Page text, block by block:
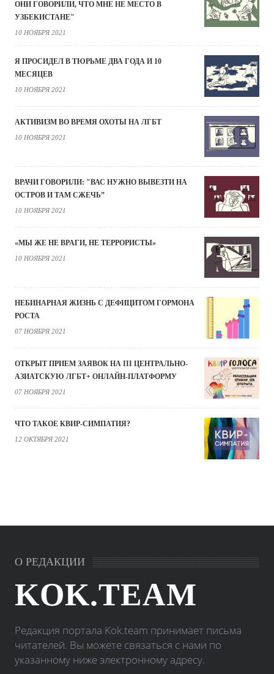
ОНИ ГОВОРИЛИ, ЧТО МНЕ НЕ МЕСТО В
УЗБЕКИСТАНЕ"
10 НОЯБРЯ 2021
Я ПРОСИДЕЛ В ТЮРЬМЕ ДВА ГОДА И 10
МЕСЯЦЕВ
10 НОЯБРЯ 2021
АКТИВИЗМ ВО ВРЕМЯ ОХОТЫ НА ЛГБТ
10 НОЯБРЯ 2021
ВРАЧИ ГОВОРИЛИ: "ВАС НУЖНО ВЫВЕЗТИ НА
ОСТРОВ И ТАМ СЖЕЧЬ”
10 НОЯБРЯ 2021
«МЫ ЖЕ НЕ ВРАГИ, НЕ ТЕРРОРИСТЫ»
10 НОЯБРЯ 2021
НЕБИНАРНАЯ ЖИЗНЬ С ДЕФИЦИТОМ ГОРМОНА
РОСТА
07 НОЯБРЯ 2021
ОТКРЫТ ПРИЕМ ЗАЯВОК НА III ЦЕНТРАЛЬНО-
АЗИАТСКУЮ ЛГБТ+ ОНЛАЙН-ПЛАТФОРМУ
07 НОЯБРЯ 2021
ЧТО ТАКОЕ КВИР-СИМПАТИЯ?
12 ОКТЯБРЯ 2021
О РЕДАКЦИИ
KOK.TEAM
Редакция портала Kok.team принимает письма
читателей. Вы можете связаться с нами по
указанному ниже электронному адресу.